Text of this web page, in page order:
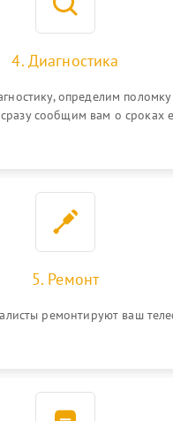
4. Диагностика
определим
сообщим вам о сроках
5. Ремонт
ремонтируют ваш